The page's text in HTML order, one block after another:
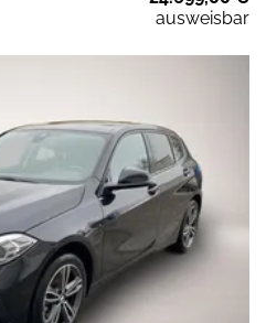
ausweisbar